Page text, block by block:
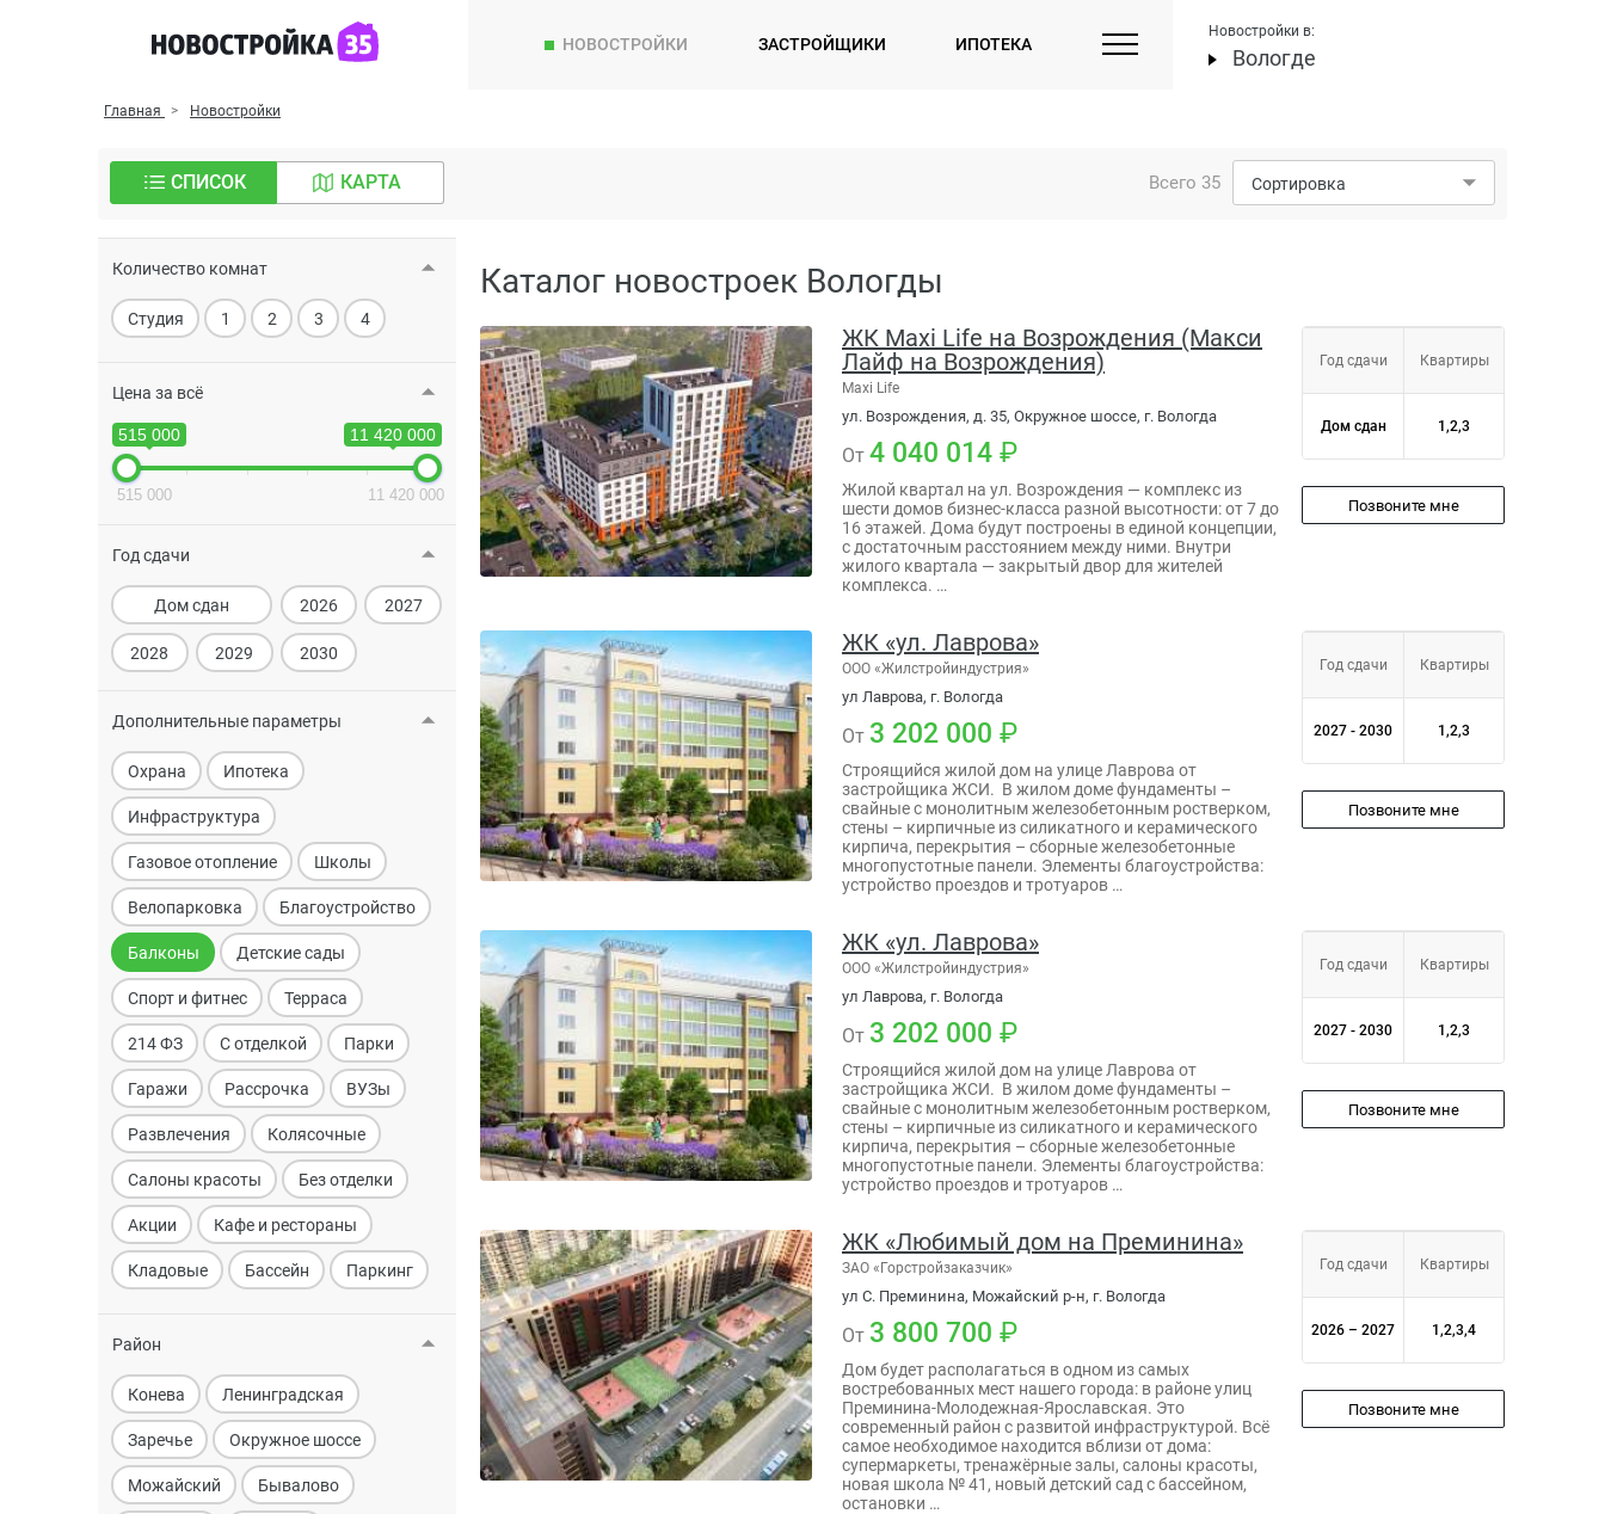
НОВОСТРОЙКИ ЗАСТРОЙЩИКИ ИПОТЕКА
Новостройки в:
Вологде
Главная Новостройки
СПИСОК КАРТА Всего 35 Сортировка
Количество комнат
Студия 1 2 3 4
Цена за всё
515 000 11 420 000
515 000 11 420 000
Год сдачи
Дом сдан 2026 2027
2028 2029 2030
Дополнительные параметры
С отделкой Парки
Рассрочка ВУЗы
Гаражи
Салоны красоты
Акции
Колясочные
Кладовые
Развлечения
Без отделки
Кафе и рестораны
Бассейн Паркинг
Охрана Ипотека
Инфраструктура
Газовое отопление Школы
Велопарковка Благоустройство
Балконы Детские сады
Спорт и фитнес Терраса
214 ФЗ
Район
Конева Ленинградская
Заречье Окружное шоссе
Можайский Бывалово
Каталог новостроек Вологды
ЖК Maxi Life на Возрождения (Макси
Лайф на Возрождения)
Maxi Life
ул. Возрождения, д. 35, Окружное шоссе, г. Вологда
От 4 040 014
Жилой квартал на ул. Возрождения — комплекс из
шести домов бизнес-класса разной высотности: от 7 до
16 этажей. Дома будут построены в единой концепции,
с достаточным расстоянием между ними. Внутри
жилого квартала — закрытый двор для жителей
комплекса. …
Год сдачи Квартиры
Дом сдан 1,2,3
Позвоните мне
ЖК «ул. Лаврова»
ООО «Жилстройиндустрия»
ул Лаврова, г. Вологда
От 3 202 000
Строящийся жилой дом на улице Лаврова от
застройщика ЖСИ. В жилом доме фундаменты –
свайные с монолитным железобетонным ростверком,
стены – кирпичные из силикатного и керамического
кирпича, перекрытия – сборные железобетонные
многопустотные панели. Элементы благоустройства:
устройство проездов и тротуаров …
Год сдачи Квартиры
2027 - 2030 1,2,3
Позвоните мне
ЖК «ул. Лаврова»
ООО «Жилстройиндустрия»
ул Лаврова, г. Вологда
От 3 202 000
Строящийся жилой дом на улице Лаврова от
застройщика ЖСИ. В жилом доме фундаменты –
свайные с монолитным железобетонным ростверком,
стены – кирпичные из силикатного и керамического
кирпича, перекрытия – сборные железобетонные
многопустотные панели. Элементы благоустройства:
устройство проездов и тротуаров …
Год сдачи Квартиры
2027 - 2030 1,2,3
Позвоните мне
ЖК «Любимый дом на Преминина»
ЗАО «Горстройзаказчик»
ул С. Преминина, Можайский р-н, г. Вологда
От 3 800 700
Дом будет располагаться в одном из самых
востребованных мест нашего города: в районе улиц
Преминина-Молодежная-Ярославская. Это
современный район с развитой инфраструктурой. Всё
самое необходимое находится вблизи от дома:
супермаркеты, тренажёрные залы, салоны красоты,
новая школа № 41, новый детский сад с бассейном,
остановки …
Год сдачи Квартиры
2026 – 2027 1,2,3,4
Позвоните мне